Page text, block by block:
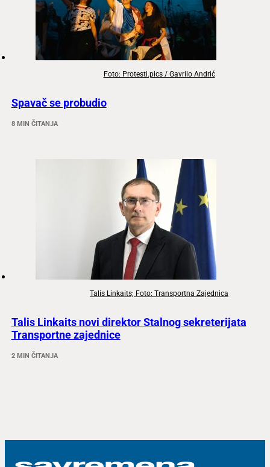
Foto: Protesti.pics / Gavrilo Andrić
Spavač se probudio
8 MIN ČITANJA
Talis Linkaits; Foto: Transportna Zajednica
Talis Linkaits novi direktor Stalnog sekreterijata
Transportne zajednice
2 MIN ČITANJA